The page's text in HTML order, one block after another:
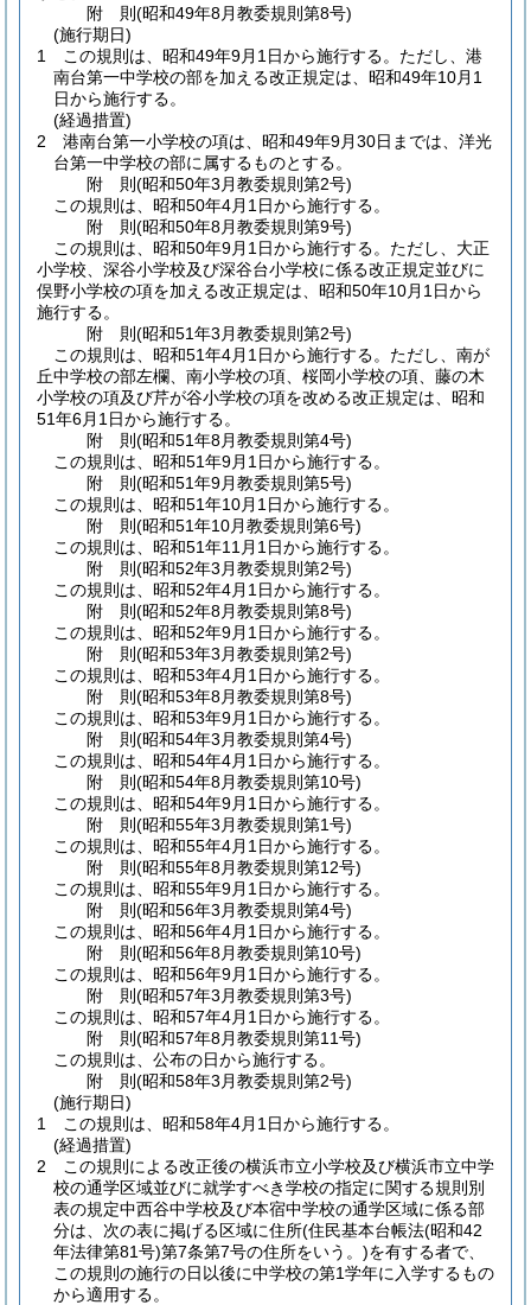
附 則(昭和49年8月教委規則第8号)
(施行期日)
1
この規則は、昭和49年9月1日から施行する。 ただし、港
南台第一中学校の部を加える改正規定は、昭和49年10月1
日から施行する。
(経過措置)
2
港南台第一小学校の項は、昭和49年9月30日までは、洋光
台第一中学校の部に属するものとする。
附 則(昭和50年3月教委規則第2号)
この規則は、昭和50年4月1日から施行する。
附 則(昭和50年8月教委規則第9号)
この規則は、昭和50年9月1日から施行する。 ただし、大正
小学校、深谷小学校及び深谷台小学校に係る改正規定並びに
俣野小学校の項を加える改正規定は、昭和50年10月1日から
施行する。
附 則(昭和51年3月教委規則第2号)
この規則は、昭和51年4月1日から施行する。 ただし、南が
丘中学校の部左欄、南小学校の項、桜岡小学校の項、藤の木
小学校の項及び芹が谷小学校の項を改める改正規定は、昭和
51年6月1日から施行する。
附 則(昭和51年8月教委規則第4号)
この規則は、昭和51年9月1日から施行する。
附 則(昭和51年9月教委規則第5号)
この規則は、昭和51年10月1日から施行する。
附 則(昭和51年10月教委規則第6号)
この規則は、昭和51年11月1日から施行する。
附 則(昭和52年3月教委規則第2号)
この規則は、昭和52年4月1日から施行する。
附 則(昭和52年8月教委規則第8号)
この規則は、昭和52年9月1日から施行する。
附 則(昭和53年3月教委規則第2号)
この規則は、昭和53年4月1日から施行する。
附 則(昭和53年8月教委規則第8号)
この規則は、昭和53年9月1日から施行する。
附 則(昭和54年3月教委規則第4号)
この規則は、昭和54年4月1日から施行する。
附 則(昭和54年8月教委規則第10号)
この規則は、昭和54年9月1日から施行する。
附 則(昭和55年3月教委規則第1号)
この規則は、昭和55年4月1日から施行する。
附 則(昭和55年8月教委規則第12号)
この規則は、昭和55年9月1日から施行する。
附 則(昭和56年3月教委規則第4号)
この規則は、昭和56年4月1日から施行する。
附 則(昭和56年8月教委規則第10号)
この規則は、昭和56年9月1日から施行する。
附 則(昭和57年3月教委規則第3号)
この規則は、昭和57年4月1日から施行する。
附 則(昭和57年8月教委規則第11号)
この規則は、公布の日から施行する。
附 則(昭和58年3月教委規則第2号)
(施行期日)
1
この規則は、昭和58年4月1日から施行する。
(経過措置)
2
この規則による改正後の横浜市立小学校及び横浜市立中学
校の通学区域並びに就学すべき学校の指定に関する規則別
表の規定中西谷中学校及び本宿中学校の通学区域に係る部
分は、次の表に掲げる区域に住所(住民基本台帳法(昭和42
年法律第81号)第7条第7号の住所をいう。)を有する者で、
この規則の施行の日以後に中学校の第1学年に入学するもの
から適用する。